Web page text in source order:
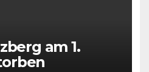
am 1.